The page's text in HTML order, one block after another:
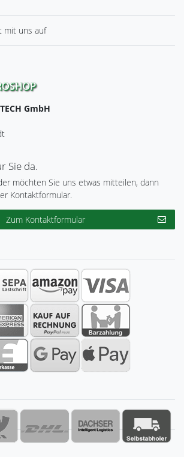
mit uns auf
GmbH
Sie da.
möchten Sie uns etwas mitteilen, dann
Kontaktformular.
Zum Kontaktformular